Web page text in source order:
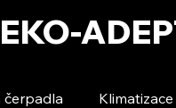
EKO-
čerpadla Klimatizace